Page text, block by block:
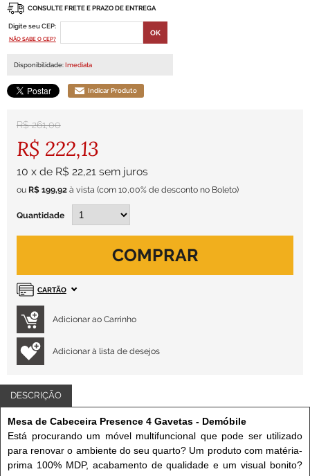
CONSULTE FRETE E PRAZO DE ENTREGA
Digite seu CEP:
NÃO SABE O CEP?
Disponibilidade: Imediata
Indicar Produto
R$ 261,00
R$ 222,13
10 x de R$ 22,21 sem juros
ou R$ 199,92 à vista (com 10,00% de desconto no Boleto)
Quantidade
COMPRAR
CARTÃO
Adicionar à lista de desejos
DESCRIÇÃO
Mesa de Cabeceira Presence 4 Gavetas - Demóbile
Está procurando um móvel multifuncional que pode ser utilizado
para renovar o ambiente do seu quarto? Um produto com matéria-
prima 100% MDP, acabamento de qualidade e um visual bonito?